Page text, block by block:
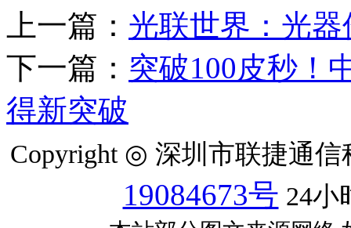
上一篇： 光联世界：光
下一篇： 突破100皮秒！
得新突破
Copyright ◎ 深圳市联捷通
19084673号 24小